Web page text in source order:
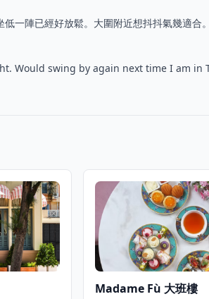
一陣已經好放鬆。大圍附近想抖抖氣幾適合。
Would swing by again next time I am in
Madame Fù 大班樓